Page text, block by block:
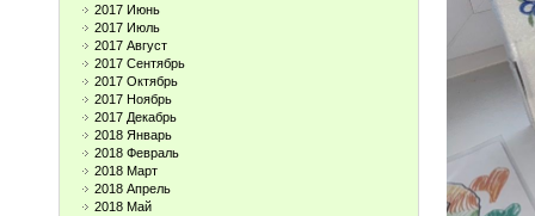
2017 Июнь
2017 Июль
2017 Август
2017 Сентябрь
2017 Октябрь
2017 Ноябрь
2017 Декабрь
2018 Январь
2018 Февраль
2018 Март
2018 Апрель
2018 Май